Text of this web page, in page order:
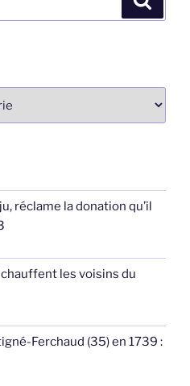
réclame la donation qu’il
les voisins du
Ferchaud (35) en 1739 :